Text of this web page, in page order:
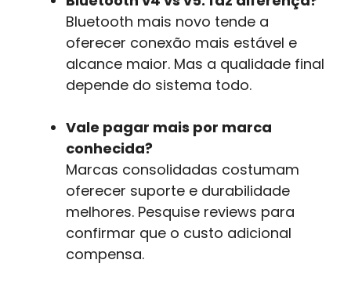
Bluetooth mais novo tende a
oferecer conexão mais estável e
alcance maior. Mas a qualidade final
depende do sistema todo.
Vale pagar mais por marca
conhecida?
Marcas consolidadas costumam
oferecer suporte e durabilidade
melhores. Pesquise reviews para
confirmar que o custo adicional
compensa.